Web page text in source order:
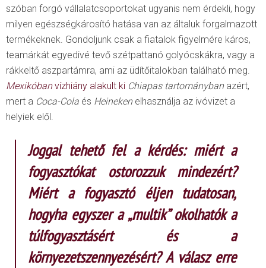
szóban forgó vállalatcsoportokat ugyanis nem érdekli, hogy
milyen egészségkárosító hatása van az általuk forgalmazott
termékeknek. Gondoljunk csak a fiatalok figyelmére káros,
teamárkát egyedivé tevő szétpattanó golyócskákra, vagy a
rákkeltő aszpartámra, ami az üdítőitalokban található meg.
Mexikóbanvízhiány alakult ki Chiapas tartománybanazért,
mert a Coca-Cola és Heinekenelhasználja az ivóvizet a
helyiek elől.
Joggal tehető fel a kérdés: miért a
fogyasztókat ostorozzuk mindezért?
Miért a fogyasztó éljen tudatosan,
hogyha egyszer a „multik” okolhatók a
túlfogyasztásért és a
környezetszennyezésért? A válasz erre